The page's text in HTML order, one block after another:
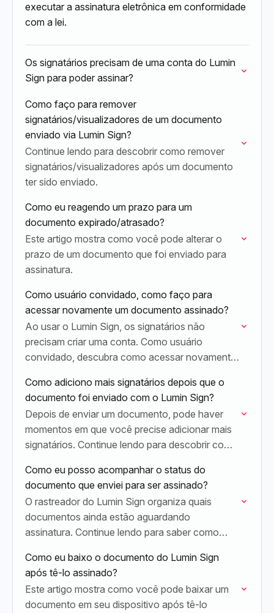
executar a assinatura eletrônica em conformidade
com a lei.
Os signatários precisam de uma conta do Lumin
Sign para poder assinar?
Como faço para remover
signatários/visualizadores de um documento
enviado via Lumin Sign?
Continue lendo para descobrir como remover
signatários/visualizadores após um documento
ter sido enviado.
Como eu reagendo um prazo para um
documento expirado/atrasado?
Este artigo mostra como você pode alterar o
prazo de um documento que foi enviado para
assinatura.
Como usuário convidado, como faço para
acessar novamente um documento assinado?
Ao usar o Lumin Sign, os signatários não
precisam criar uma conta. Como usuário
convidado, descubra como acessar novamente
Como adiciono mais signatários depois que o
documento foi enviado com o Lumin Sign?
Depois de enviar um documento, pode haver
momentos em que você precise adicionar mais
signatários. Continue lendo para descobrir como
você enviou.
Como eu posso acompanhar o status do
documento que enviei para ser assinado?
O rastreador do Lumin Sign organiza quais
documentos ainda estão aguardando
assinatura. Continue lendo para saber como
Como eu baixo o documento do Lumin Sign
após tê-lo assinado?
Este artigo mostra como você pode baixar um
documento em seu dispositivo após tê-lo